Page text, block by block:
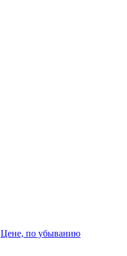
Цене, по убыванию